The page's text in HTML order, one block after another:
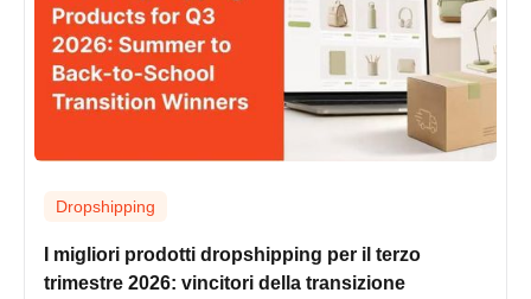
Dropshipping
I migliori prodotti dropshipping per il terzo
trimestre 2026: vincitori della transizione